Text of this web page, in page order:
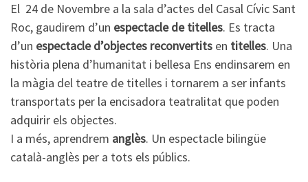
El 24 de Novembre a la sala d’actes del Casal Cívic Sant
Roc, gaudirem d’un espectacle de titelles. Es tracta
d’un espectacle d’objectes reconvertits en titelles. Una
història plena d’humanitat i bellesa Ens endinsarem en
la màgia del teatre de titelles i tornarem a ser infants
transportats per la encisadora teatralitat que poden
adquirir els objectes.
I a més, aprendrem anglès. Un espectacle bilingüe
català-anglès per a tots els públics.